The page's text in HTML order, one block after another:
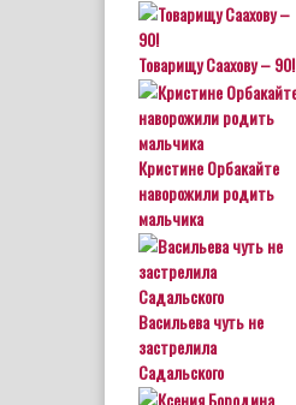
Товарищу Саахову – 90!
Кристине Орбакайте
наворожили родить
мальчика
Васильева чуть не
застрелила
Садальского